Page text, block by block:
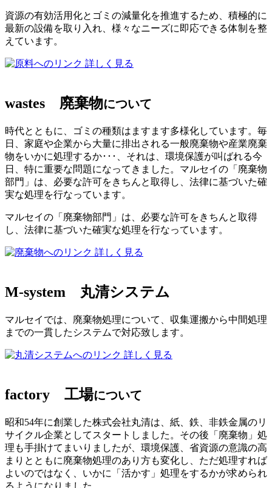
資源の有効活用化とゴミの減量化を推進するため、積極的に
最新の設備を取り入れ、様々なニーズに即応できる体制を整
えています。
詳しく見る
wastes 廃棄物について
時代とともに、ゴミの種類はますます多様化しています。毎
日、家庭や企業から大量に排出される一般廃棄物や産業廃棄
物をいかに処理するか･･･、それは、環境保護が叫ばれる今
日、特に重要な問題になってきました。マルセイの「廃棄物
部門」は、必要な許可をきちんと取得し、法律に基づいた確
実な処理を行なっています。
マルセイの「廃棄物部門」は、必要な許可をきちんと取得
し、法律に基づいた確実な処理を行なっています。
詳しく見る
M-system 丸清システム
マルセイでは、廃棄物処理について、収集運搬から中間処理
までの一貫したシステムで対応致します。
詳しく見る
factory 工場について
昭和54年に創業した株式会社丸清は、紙、鉄、非鉄金属のリ
サイクル企業としてスタートしました。その後「廃棄物」処
理も手掛けてまいりましたが、環境保護、省資源の意識の高
まりとともに廃棄物処理のあり方も変化し、ただ処理すれば
よいのではなく、いかに「活かす」処理をするかが求められ
るようになりました。